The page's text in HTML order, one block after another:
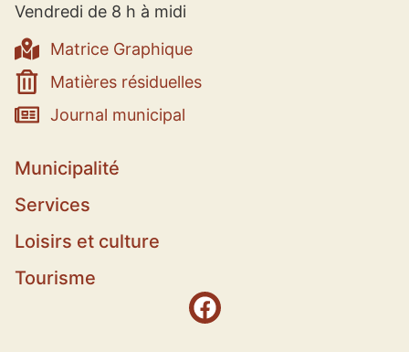
Vendredi de 8 h à midi
Matrice Graphique
Matières résiduelles
Journal municipal
Municipalité
Services
Loisirs et culture
Tourisme